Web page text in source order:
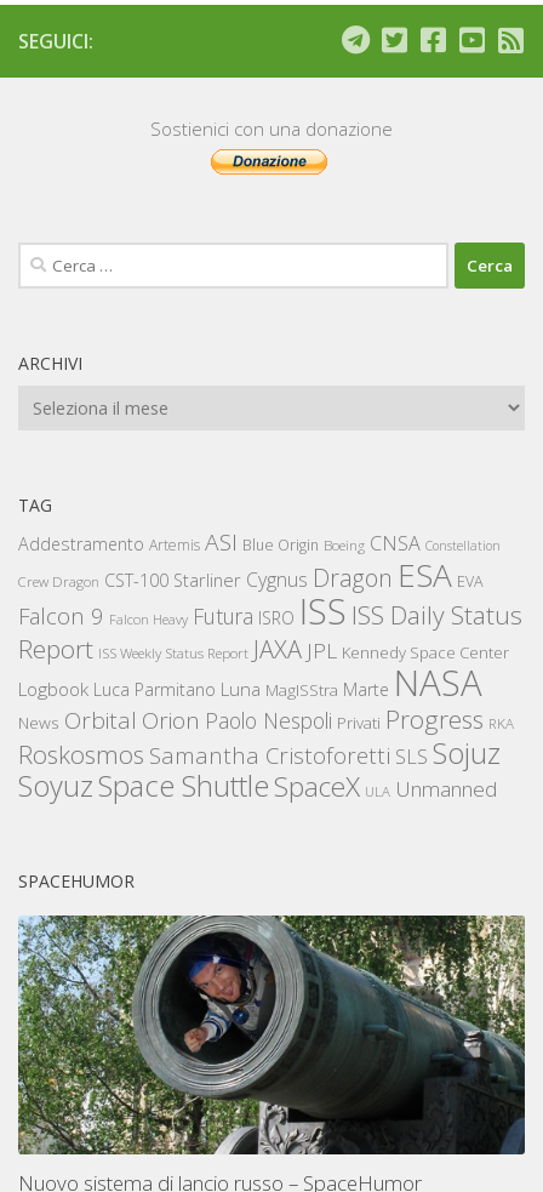
SEGUICI:
Sostienici con una donazione
Ricerca
per:
ARCHIVI
Archivi
TAG
Addestramento Artemis ASI Blue Origin Boeing CNSA Constellation
Crew Dragon CST-100 Starliner Cygnus Dragon ESA EVA
Falcon 9 Falcon Heavy Futura ISRO ISS ISS Daily Status
Report ISS Weekly Status Report JAXA JPL Kennedy Space Center
Logbook Luca Parmitano Luna MagISStra Marte NASA
News Orbital Orion Paolo Nespoli Privati Progress RKA
Roskosmos Samantha Cristoforetti SLS Sojuz
SoyuzSpace ShuttleSpaceX ULA Unmanned
SPACEHUMOR
Nuovo sistema di lancio russo – SpaceHumor